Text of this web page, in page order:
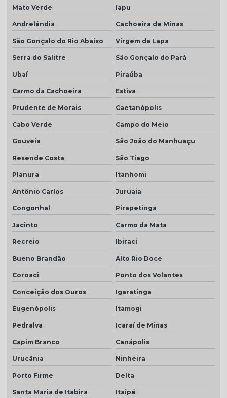
Mato Verde Iapu
Andrelândia Cachoeira de Minas
São Gonçalo do Rio Abaixo Virgem da Lapa
Serra do Salitre São Gonçalo do Pará
Ubaí Piraúba
Carmo da Cachoeira Estiva
Prudente de Morais Caetanópolis
Cabo Verde Campo do Meio
Gouveia São João do Manhuaçu
Resende Costa São Tiago
Planura Itanhomi
Antônio Carlos Juruaia
Congonhal Pirapetinga
Jacinto Carmo da Mata
Recreio Ibiraci
Bueno Brandão Alto Rio Doce
Coroaci Ponto dos Volantes
Conceição dos Ouros Igaratinga
Eugenópolis Itamogi
Pedralva Icaraí de Minas
Capim Branco Canápolis
Urucânia Ninheira
Porto Firme Delta
Santa Maria de Itabira Itaipé